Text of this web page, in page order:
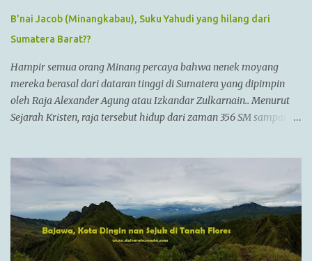
B'nai Jacob (Minangkabau), Suku Yahudi yang hilang dari
Sumatera Barat??
Hampir semua orang Minang percaya bahwa nenek moyang
mereka berasal dari dataran tinggi di Sumatera yang dipimpin
oleh Raja Alexander Agung atau Izkandar Zulkarnain.. Menurut
Sejarah Kristen, raja tersebut hidup dari zaman 356 SM sampai
setiap pertempuran. Di zamannya, dia sudah menguasai
kebanyakan daerah yang sudah dikenal. Ayahnya adalah Philip II
yang menyatukan kebanyakan kota2 di dataran utama Yunani
dalam kepemerintahan Macedonian dalam sebuah Negara
federasi yang disebut Persatuan Corinth (League of Corinth) Raja